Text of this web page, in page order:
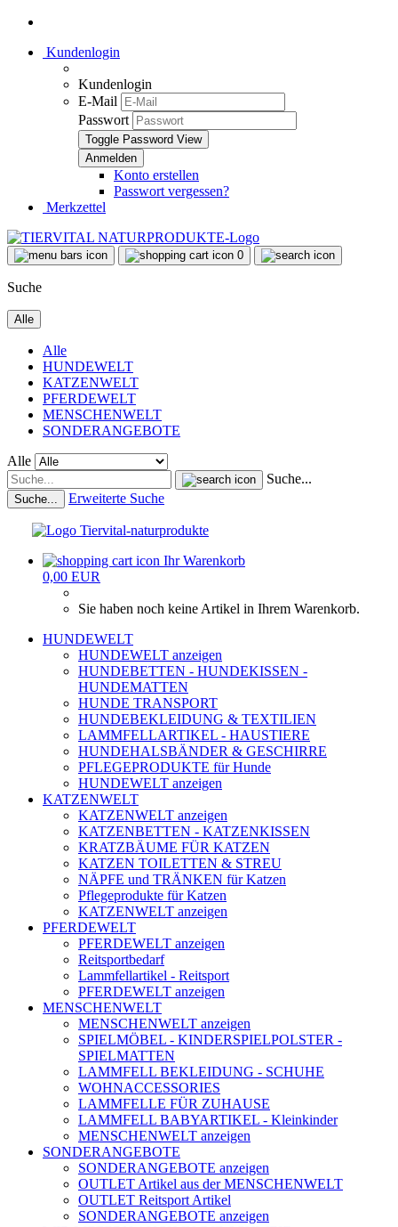
Kundenlogin
Kundenlogin
E-Mail
Passwort
Toggle Password View
Konto erstellen
Passwort vergessen?
Merkzettel
0
Suche
Alle
Alle
HUNDEWELT
KATZENWELT
PFERDEWELT
MENSCHENWELT
SONDERANGEBOTE
Alle
Suche...
Suche... Erweiterte Suche
Ihr Warenkorb
0,00 EUR
Sie haben noch keine Artikel in Ihrem Warenkorb.
HUNDEWELT
HUNDEWELT anzeigen
HUNDEBETTEN - HUNDEKISSEN -
HUNDEMATTEN
HUNDE TRANSPORT
HUNDEBEKLEIDUNG & TEXTILIEN
LAMMFELLARTIKEL - HAUSTIERE
HUNDEHALSBÄNDER & GESCHIRRE
PFLEGEPRODUKTE für Hunde
HUNDEWELT anzeigen
KATZENWELT
KATZENWELT anzeigen
KATZENBETTEN - KATZENKISSEN
KRATZBÄUME FÜR KATZEN
KATZEN TOILETTEN & STREU
NÄPFE und TRÄNKEN für Katzen
Pflegeprodukte für Katzen
KATZENWELT anzeigen
PFERDEWELT
PFERDEWELT anzeigen
Reitsportbedarf
Lammfellartikel - Reitsport
PFERDEWELT anzeigen
MENSCHENWELT
MENSCHENWELT anzeigen
SPIELMÖBEL - KINDERSPIELPOLSTER -
SPIELMATTEN
LAMMFELL BEKLEIDUNG - SCHUHE
WOHNACCESSORIES
LAMMFELLE FÜR ZUHAUSE
LAMMFELL BABYARTIKEL - Kleinkinder
MENSCHENWELT anzeigen
SONDERANGEBOTE
SONDERANGEBOTE anzeigen
OUTLET Artikel aus der MENSCHENWELT
OUTLET Reitsport Artikel
SONDERANGEBOTE anzeigen